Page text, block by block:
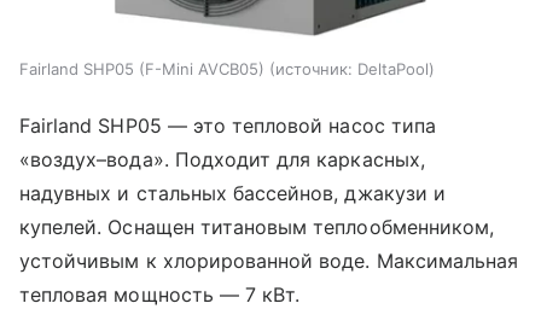
Fairland SHP05 (F-Mini AVCB05) источник: DeltaPool
Fairland SHP05 — это тепловой насос типа
«воздух–вода». Подходит для каркасных,
надувных и стальных бассейнов, джакузи и
купелей. Оснащен титановым теплообменником,
устойчивым к хлорированной воде. Максимальная
тепловая мощность — 7 кВт.